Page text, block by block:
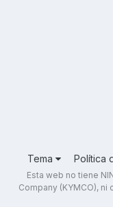
Tema Política
Esta web no tiene
Company (KYMCO), ni